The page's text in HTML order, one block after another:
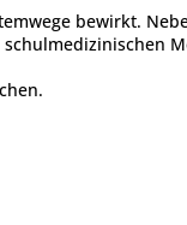
bewirkt.